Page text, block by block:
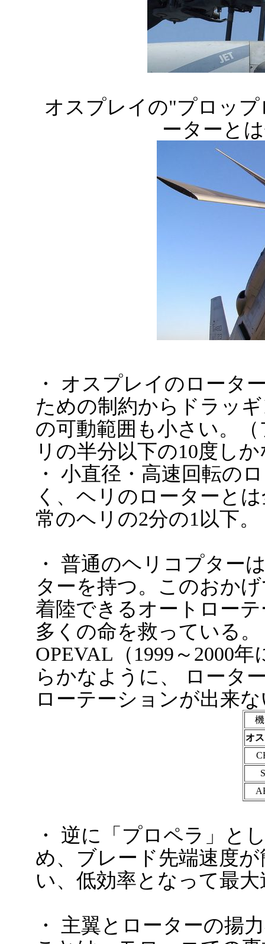
オスプレイの"プロッ
ーターと
・ オスプレイのロータ
ための制約からドラッ
の可動範囲も小さい。
リの半分以下の10度し
・ 小直径・高速回転の
く、ヘリのローターと
常のヘリの2分の1以下。
・ 普通のヘリコプター
ターを持つ。このおか
着陸できるオートロー
多くの命を救っている
OPEVAL（1999～2000
らかなように、 ロータ
ローテーションが出来
オ
・ 逆に「プロペラ」と
め、ブレード先端速度
い、低効率となって最
・ 主翼とローターの揚